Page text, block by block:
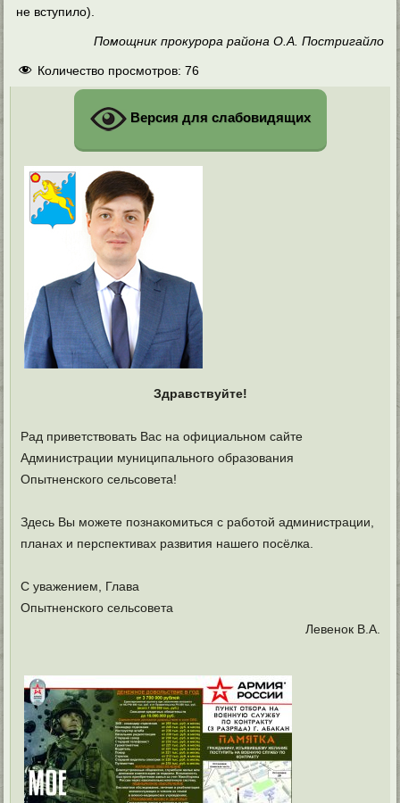
не вступило).
Помощник прокурора района О.А. Постригайло
Количество просмотров: 76
Версия для слабовидящих
Здравствуйте!
Рад приветствовать Вас на официальном сайте
Администрации муниципального образования
Опытненского сельсовета!
Здесь Вы можете познакомиться с работой администрации,
планах и перспективах развития нашего посёлка.
С уважением, Глава
Опытненского сельсовета
Левенок В.А.